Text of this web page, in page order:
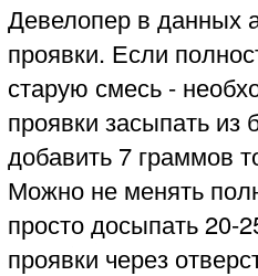
Девелопер в данных
проявки. Если
старую смесь -
проявки засыпать из
добавить 7 граммов
Можно не менять
просто досыпать 20-
проявки через